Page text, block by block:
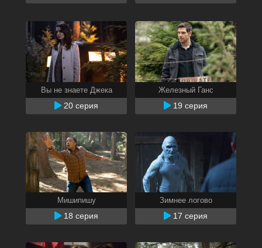
Вы не знаете Джека
20 серия
Железный Ганс
19 серия
Мишипишу
18 серия
Зимнее логово
17 серия